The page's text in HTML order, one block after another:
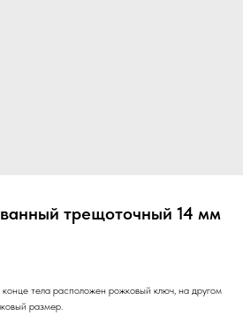
трещоточный 14 мм
тела расположен рожковый ключ, на другом
размер.